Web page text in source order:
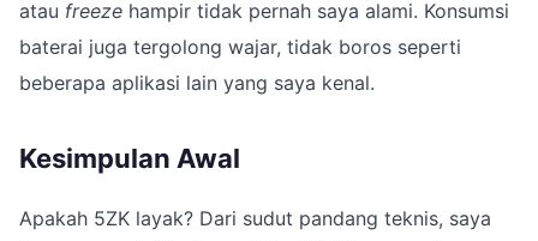
atau freeze hampir tidak pernah saya alami. Konsumsi
baterai juga tergolong wajar, tidak boros seperti
beberapa aplikasi lain yang saya kenal.
Kesimpulan Awal
Apakah 5ZK layak? Dari sudut pandang teknis, saya